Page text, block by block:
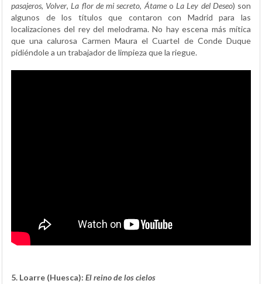
pasajeros, Volver,La flor de mi secreto, ÁtameoLa Ley del Deseo) son
algunos de los títulos que contaron con Madrid para las
localizaciones del rey del melodrama. No hay escena más mítica
que una calurosa Carmen Maura el Cuartel de Conde Duque
pidiéndole a un trabajador de limpieza que la riegue.
5. Loarre (Huesca): El reino de los cielos